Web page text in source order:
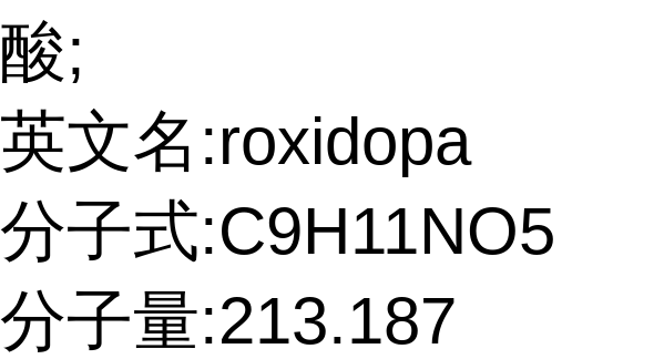
酸;
英文名:roxidopa
分子式:C9H11NO5
分子量:213.187